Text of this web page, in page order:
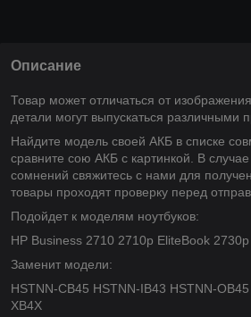
Описание
Товар может отличаться от
детали могут выпускаться различными
Найдите модель своей АКБ в списке
сравните сою АКБ с картинкой. В
сомнений свяжитесь с нами для
товары проходят проверку перед
Подойдет к моделям ноутбуков:
HP Business 2710 2710p EliteBook
Заменит модели:
HSTNN-CB45 HSTNN-IB43 HSTNN-
XB4X